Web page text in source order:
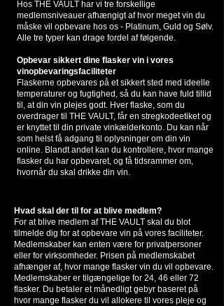
Hos THE VAULT har vi tre forskellige
medlemsniveauer afhængigt af hvor meget vin du
måske vil opbevare hos os - Platinum, Guld og Sølv.
Alle tre typer kan drage fordel af følgende.
Opbevar sikkert dine flasker vin i vores
vinopbevaringsfaciliteter
Flaskerne opbevares på et sikkert sted med ideelle
temperaturer og fugtighed, så du kan have fuld tillid
til, at din vin plejes godt. Hver flaske, som du
overdrager til THE VAULT, får en stregkodeetiket og
er knyttet til din private vinkælderkonto. Du kan når
som helst få adgang til oplysninger om din vin
online. Blandt andet kan du kontrollere, hvor mange
flasker du har opbevaret, og få tidsrammer om,
hvornår du skal drikke din vin.
Hvad skal der til for at blive medlem?
For at blive medlem af THE VAULT skal du blot
tilmelde dig for at opbevare vin på vores faciliteter.
Medlemskaber kan enten være for privatpersoner
eller for virksomheder. Prisen på medlemskabet
afhænger af, hvor mange flasker vin du vil opbevare.
Medlemskaber er tilgængelige for 24, 46 eller 72
flasker. Du betaler et månedligt gebyr baseret på
hvor mange flasker du vil allokere til vores pleje og